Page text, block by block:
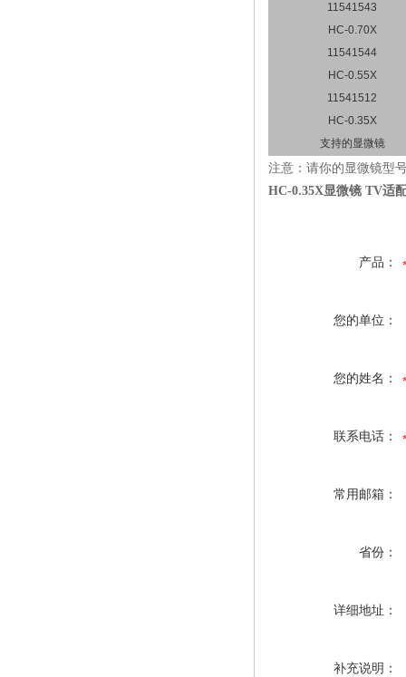
11541543
HC-0.70X
11541544
HC-0.55X
11541512
HC-0.35X
支持的显微镜
注意：请你的显微镜型
HC-0.35X显微镜 TV适
产品：
您的单位：
您的姓名：
联系电话：
常用邮箱：
省份：
详细地址：
补充说明：